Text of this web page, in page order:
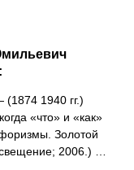
(1874 1940 гг.)
«что» и «как»
Золотой
2006.) …